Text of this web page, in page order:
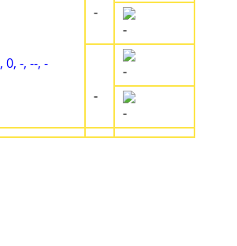
, 0, -, --, -
-
-
-
-
-